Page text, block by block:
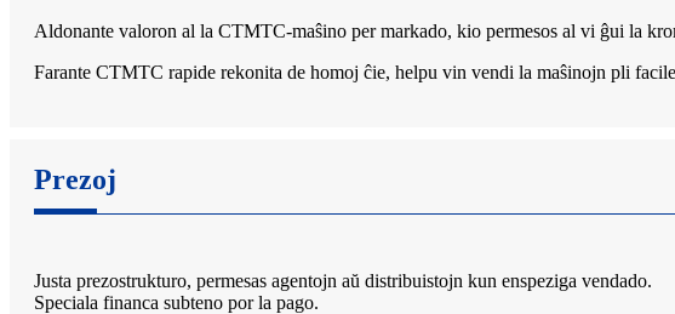
Aldonante valoron al la CTMTC-maŝino per markado, kio permesos al vi ĝui la
Farante CTMTC rapide rekonita de homoj ĉie, helpu vin vendi la maŝinojn pli
Prezoj
Justa prezostrukturo, permesas agentojn aŭ distribuistojn kun enspeziga vendado.
Speciala financa subteno por la pago.